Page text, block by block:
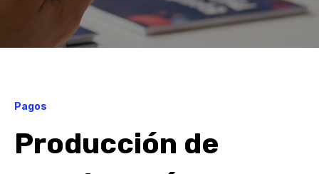
Pagos
Producción de